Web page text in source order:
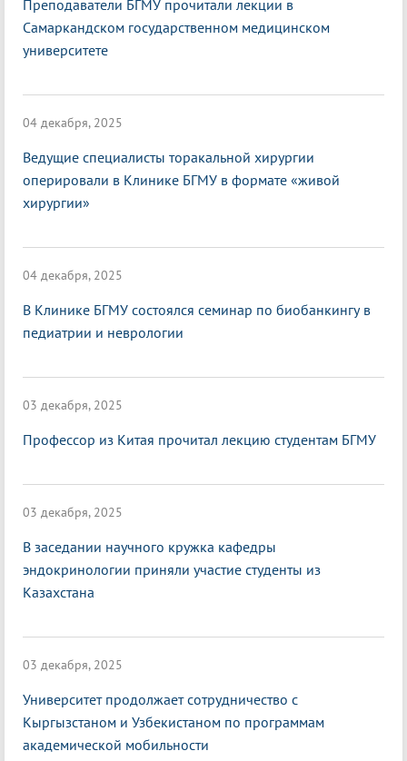
Преподаватели БГМУ прочитали лекции в
Самаркандском государственном медицинском
университете
04 декабря, 2025
Ведущие специалисты торакальной хирургии
оперировали в Клинике БГМУ в формате «живой
хирургии»
04 декабря, 2025
В Клинике БГМУ состоялся семинар по биобанкингу в
педиатрии и неврологии
03 декабря, 2025
Профессор из Китая прочитал лекцию студентам БГМУ
03 декабря, 2025
В заседании научного кружка кафедры
эндокринологии приняли участие студенты из
Казахстана
03 декабря, 2025
Университет продолжает сотрудничество с
Кыргызстаном и Узбекистаном по программам
академической мобильности